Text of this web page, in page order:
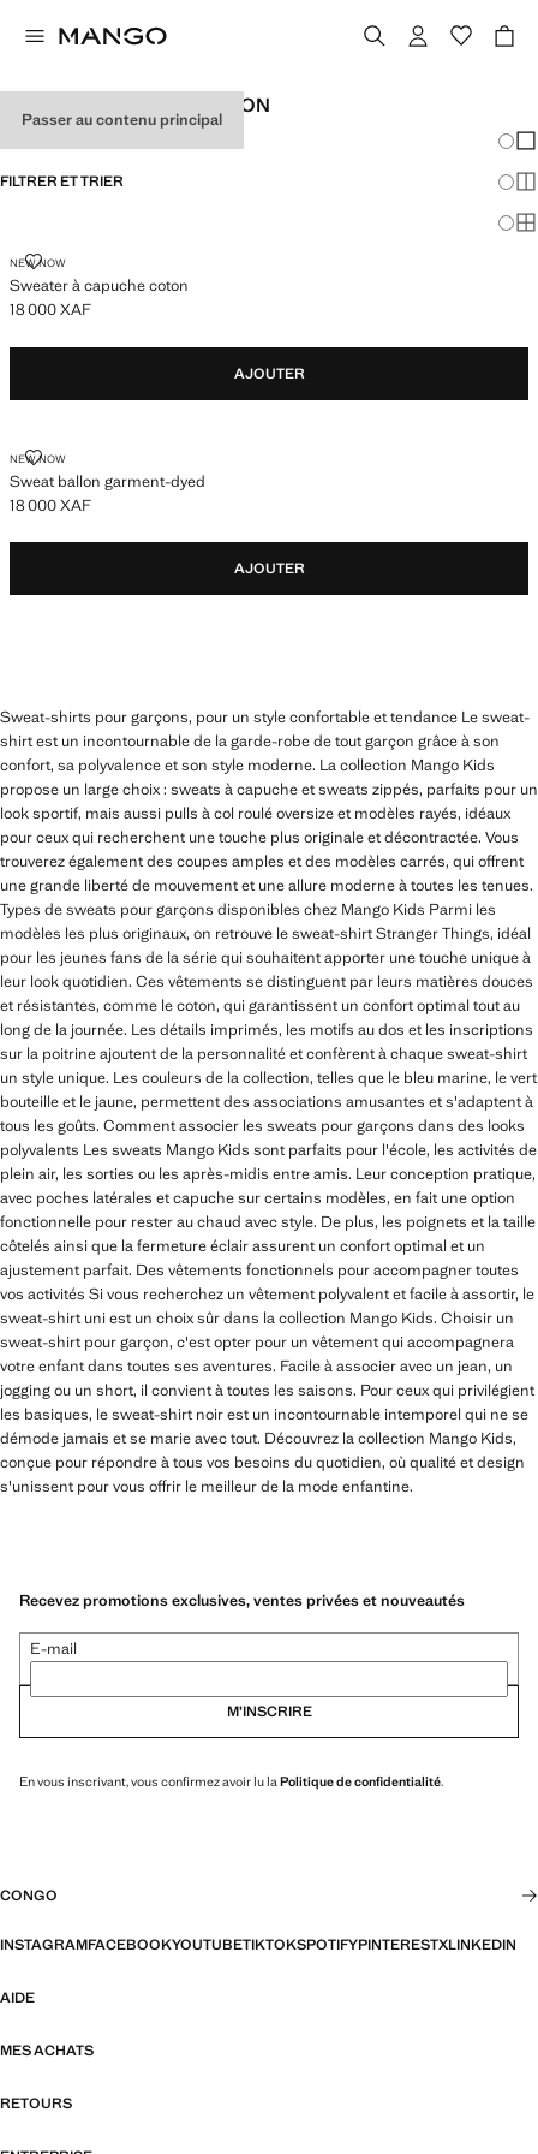
Passer au contenu principal
SWEAT-SHIRTS DE GARÇON
FILTRER ET TRIER
NEW NOW
Sweater à capuche coton
SWEATER À CAPUCHE COTON
Prix actuel [18 000 XAF ]
18 000 XAF
AJOUTER
NEW NOW
Sweat ballon garment-dyed
SWEAT BALLON GARMENT-DYED
Prix actuel [18 000 XAF ]
18 000 XAF
AJOUTER
Sweat-shirts pour garçons, pour un style confortable et tendance Le sweat-
shirt est un incontournable de la garde-robe de tout garçon grâce à son
confort, sa polyvalence et son style moderne. La collection Mango Kids
propose un large choix : sweats à capuche et sweats zippés, parfaits pour un
look sportif, mais aussi pulls à col roulé oversize et modèles rayés, idéaux
pour ceux qui recherchent une touche plus originale et décontractée. Vous
trouverez également des coupes amples et des modèles carrés, qui offrent
une grande liberté de mouvement et une allure moderne à toutes les tenues.
Types de sweats pour garçons disponibles chez Mango Kids Parmi les
modèles les plus originaux, on retrouve le sweat-shirt Stranger Things, idéal
pour les jeunes fans de la série qui souhaitent apporter une touche unique à
leur look quotidien. Ces vêtements se distinguent par leurs matières douces
et résistantes, comme le coton, qui garantissent un confort optimal tout au
long de la journée. Les détails imprimés, les motifs au dos et les inscriptions
sur la poitrine ajoutent de la personnalité et confèrent à chaque sweat-shirt
un style unique. Les couleurs de la collection, telles que le bleu marine, le vert
bouteille et le jaune, permettent des associations amusantes et s'adaptent à
tous les goûts. Comment associer les sweats pour garçons dans des looks
polyvalents Les sweats Mango Kids sont parfaits pour l'école, les activités de
plein air, les sorties ou les après-midis entre amis. Leur conception pratique,
avec poches latérales et capuche sur certains modèles, en fait une option
fonctionnelle pour rester au chaud avec style. De plus, les poignets et la taille
côtelés ainsi que la fermeture éclair assurent un confort optimal et un
ajustement parfait. Des vêtements fonctionnels pour accompagner toutes
vos activités Si vous recherchez un vêtement polyvalent et facile à assortir, le
sweat-shirt uni est un choix sûr dans la collection Mango Kids. Choisir un
sweat-shirt pour garçon, c'est opter pour un vêtement qui accompagnera
votre enfant dans toutes ses aventures. Facile à associer avec un jean, un
jogging ou un short, il convient à toutes les saisons. Pour ceux qui privilégient
les basiques, le sweat-shirt noir est un incontournable intemporel qui ne se
démode jamais et se marie avec tout. Découvrez la collection Mango Kids,
conçue pour répondre à tous vos besoins du quotidien, où qualité et design
s'unissent pour vous offrir le meilleur de la mode enfantine.
Recevez promotions exclusives, ventes privées et nouveautés
E-mail
M’INSCRIRE
En vous inscrivant, vous confirmez avoir lu la Politique de confidentialité.
CONGO
INSTAGRAMFACEBOOKYOUTUBETIKTOKSPOTIFYPINTERESTXLINKEDIN
AIDE
MES ACHATS
RETOURS